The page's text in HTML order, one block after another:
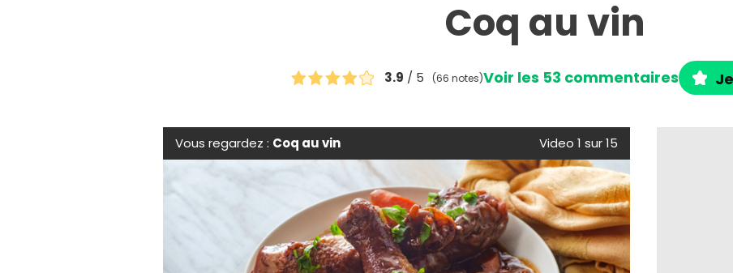
Coq au vin
3.9 / 5 (66 notes)Voir les 53 commentaires
Vous regardez : Coq au vin Video 1 sur 15